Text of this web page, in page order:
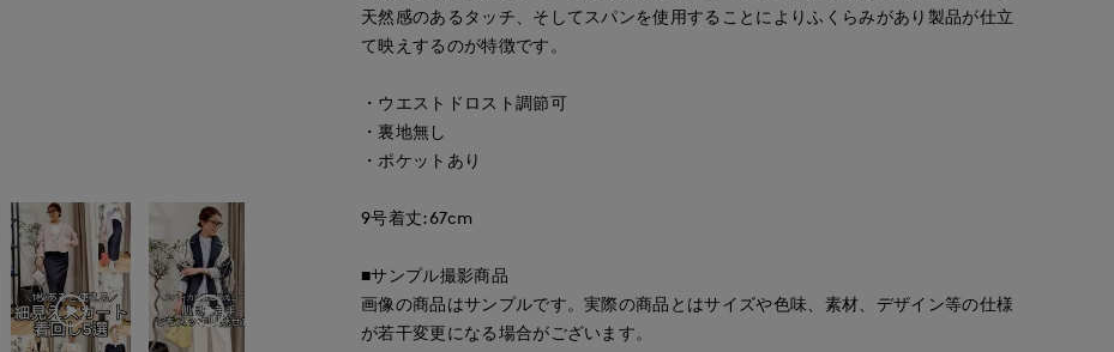
天然感のあるタッチ、そしてスパンを使用することによりふくらみがあり製品が仕立
て映えするのが特徴です。
・ウエストドロスト調節可
・裏地無し
・ポケットあり
9号着丈:67cm
■サンプル撮影商品
画像の商品はサンプルです。実際の商品とはサイズや色味、素材、デザイン等の仕様
が若干変更になる場合がございます。